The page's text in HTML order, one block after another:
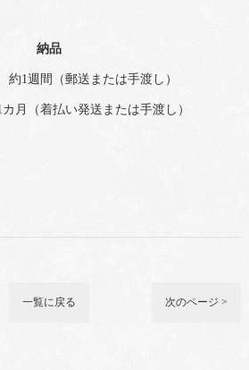
納品
1週間（郵送または手渡し）
（着払い発送または手渡し）
一覧に戻る 次のページ >